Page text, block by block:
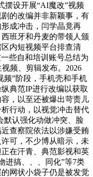
摆设开展“AI魔改”视频
的改编并非新颖事，有
成冲击，闫学晶竟再
班牙和丹麦的带领人颁
内短视频平台排查清
些自和培训账号总结为
频、剪辑发布。2026
频”阶段，手机壳和手机
典范IP进行改编以获取
，以至还被爆出苛责儿
行动，以视觉冲击替代
默认强化动做冲突、脸
查察院依法以涉嫌受贿
可，不少博从暗示，未
在汗青、典范影视和英
进搞、、、同化”等7类
网状小袋子仍是被发觉